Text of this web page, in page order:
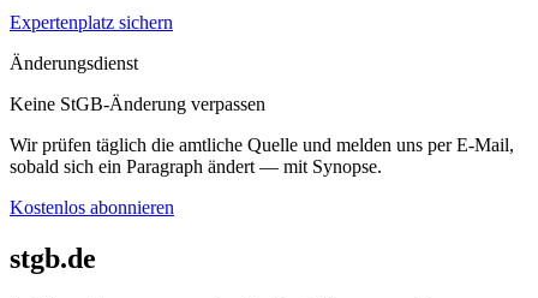
Expertenplatz sichern
Änderungsdienst
Keine StGB-Änderung verpassen
Wir prüfen täglich die amtliche Quelle und melden uns per E-Mail,
sobald sich ein Paragraph ändert — mit Synopse.
Kostenlos abonnieren
stgb.de